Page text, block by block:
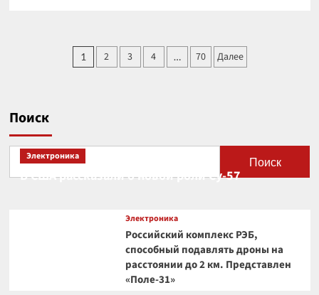
интеллект
заставит
Пагинация
1 2 3 4 … 70 Далее
Поиск
Поиск
Электроника
В США рассказали о новой роли Су-57
Электроника
Российский комплекс РЭБ,
способный подавлять дроны на
расстоянии до 2 км. Представлен
«Поле-31»